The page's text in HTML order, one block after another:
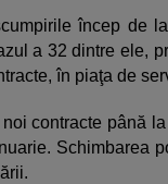
încep de
a 32 dintre ele,
în piaţa de
contracte până
Schimbarea